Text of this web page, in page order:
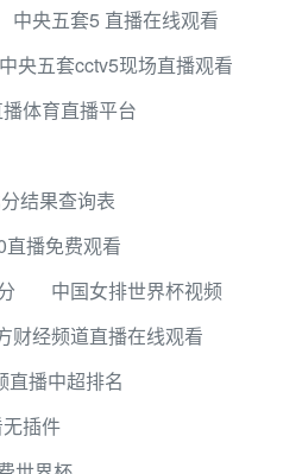
中央五套5 直播在线观看
中央五套cctv5现场直播观看
体育直播平台
结果查询表
直播免费观看
中国女排世界杯视频
财经频道直播在线观看
直播中超排名
插件